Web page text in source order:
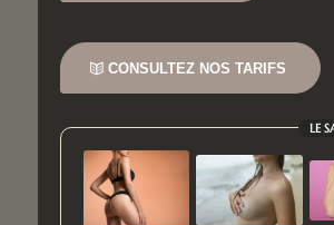
CONSULTEZ NOS TARIFS
LE